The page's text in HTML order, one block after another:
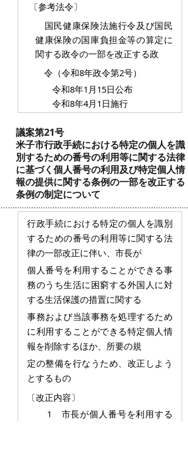
〔参考法令〕
国民健康保険法施行令及び国民
健康保険の国庫負担金等の算定に
関する政令の一部を改正する政
令（令和8年政令第2号）
令和8年1月15日公布
令和8年4月1日施行
議案第21号
米子市行政手続における特定の個人を識
別するための番号の利用等に関する法律
に基づく個人番号の利用及び特定個人情
報の提供に関する条例の一部を改正する
条例の制定について
行政手続における特定の個人を識別
するための番号の利用等に関する法
律の一部改正に伴い、市長が
個人番号を利用することができる事
務のうち生活に困窮する外国人に対
する生活保護の措置に関する
事務および当該事務を処理するため
に利用することができる特定個人情
報を削除するほか、所要の規
定の整備を行なうため、改正しよう
とするもの
〔改正内容〕
1 市長が個人番号を利用する